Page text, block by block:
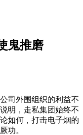
鬼推磨
司外围组织的利益不
明，走私集团始终不
如何，打击电子烟的
功。